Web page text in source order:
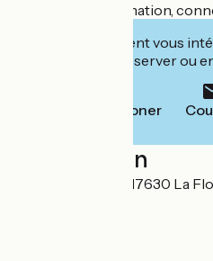
Pour plus d'information,
Cet établissement vous
leur site pour réserver ou
Téléphoner
Localisation
17 rue du Marché 17630 La